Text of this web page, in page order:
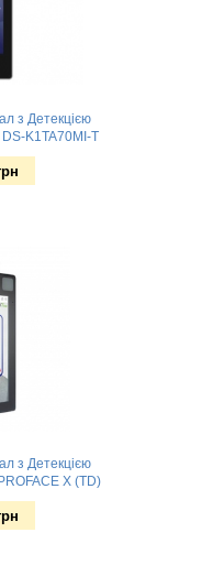
з Детекцією
K1TA70MI-T
з Детекцією
X (TD)